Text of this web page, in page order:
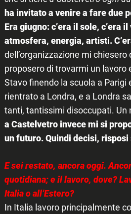
ha invitato a venire a fare due
Era giugno: c’era il sole, c’era il
atmosfera, energia, artisti.
dell’organizzazione mi chiesero
proposero di trovarmi un lavoro
Stavo finendo la scuola a
rientrato a Londra, e a Londra
tanti, tantissimi disoccupati. Un
a Castelvetro invece mi si
un futuro. Quindi decisi, risposi
E sei restato, ancora oggi.
quotidiana; e il lavoro, dove?
Italia o all’Estero?
In Italia lavoro principalmente